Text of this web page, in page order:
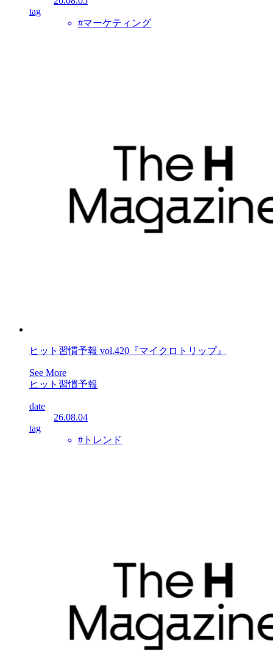
tag
#マーケティング
ヒット習慣予報 vol.420『マイクロトリップ』
See More
ヒット習慣予報
date
26.08.04
tag
#トレンド